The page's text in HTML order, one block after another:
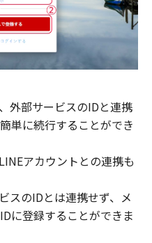
外部サービスのIDと連携
単に続行することができ
アカウントとの連携も
スのIDとは連携せず、メ
に登録することができま